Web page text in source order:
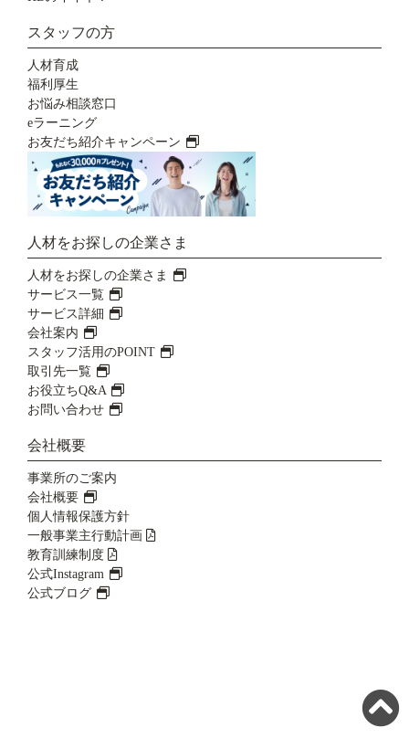
スタッフの方
人材育成
福利厚生
お悩み相談窓口
eラーニング
お友だち紹介キャンペーン
人材をお探しの企業さま
人材をお探しの企業さま
サービス一覧
サービス詳細
会社案内
スタッフ活用のPOINT
取引先一覧
お役立ちQ&A
お問い合わせ
会社概要
事業所のご案内
会社概要
個人情報保護方針
一般事業主行動計画
教育訓練制度
公式Instagram
公式ブログ